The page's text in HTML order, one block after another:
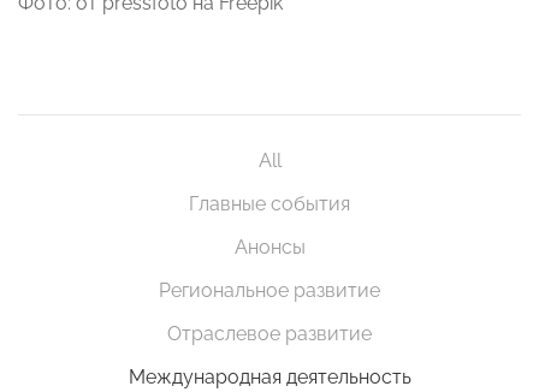
All
Главные события
Анонсы
Региональное развитие
Отраслевое развитие
Международная деятельность